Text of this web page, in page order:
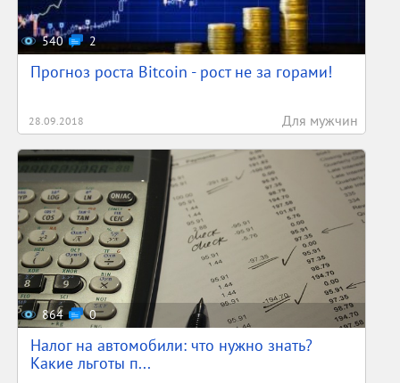
540 2
Прогноз роста Bitcoin - рост не за горами!
28.09.2018 Для мужчин
864 0
Налог на автомобили: что нужно знать?
Какие льготы п...